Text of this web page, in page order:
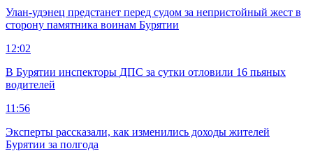
Улан-удэнец предстанет перед судом за непристойный жест в
сторону памятника воинам Бурятии
12:02
В Бурятии инспекторы ДПС за сутки отловили 16 пьяных
водителей
11:56
Эксперты рассказали, как изменились доходы жителей
Бурятии за полгода